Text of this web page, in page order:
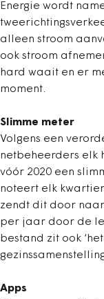
Energie wordt
alleen stroom
ook stroom
hard waait en er
moment.
Slimme meter
Volgens een
netbeheerders elk
vóór 2020 een
noteert elk
zendt dit door
per jaar door de
bestand zit ook
Apps